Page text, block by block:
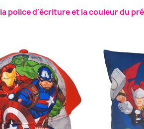
police d'écriture et la couleur du